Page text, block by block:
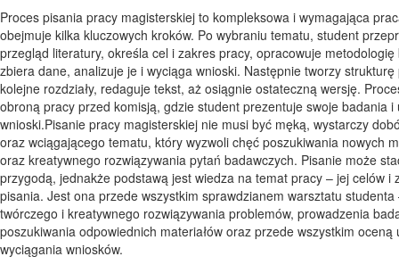
Proces pisania pracy magisterskiej to kompleksowa i wymagająca
obejmuje kilka kluczowych kroków. Po wybraniu tematu, student
przegląd literatury, określa cel i zakres pracy, opracowuje metodologię
zbiera dane, analizuje je i wyciąga wnioski. Następnie tworzy strukturę
kolejne rozdziały, redaguje tekst, aż osiągnie ostateczną wersję.
obroną pracy przed komisją, gdzie student prezentuje swoje badania i
wnioski.Pisanie pracy magisterskiej nie musi być męką, wystarczy
oraz wciągającego tematu, który wyzwoli chęć poszukiwania nowych
oraz kreatywnego rozwiązywania pytań badawczych. Pisanie może
przygodą, jednakże podstawą jest wiedza na temat pracy – jej celów i
pisania. Jest ona przede wszystkim sprawdzianem warsztatu studenta
twórczego i kreatywnego rozwiązywania problemów, prowadzenia
poszukiwania odpowiednich materiałów oraz przede wszystkim oceną
wyciągania wniosków.